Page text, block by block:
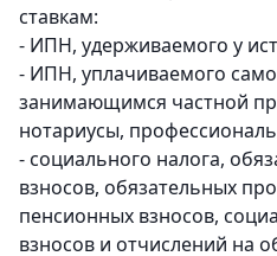
ставкам:
- ИПН, удерживаемого у
- ИПН, уплачиваемого
занимающимся частной
нотариусы,
- социального налога,
взносов, обязательных
пенсионных взносов,
взносов и отчислений на